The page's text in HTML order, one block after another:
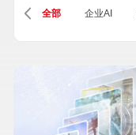
Singapore
全部 企业AI